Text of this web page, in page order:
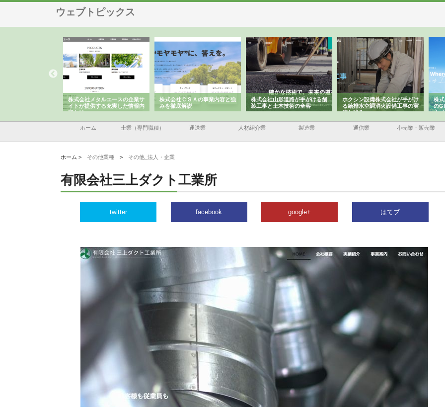
ウェブトピックス
会社メタルエースの企業サ
が提供する充実した情報内
株式会社ＣＳＡの事業内容と強
みを徹底解説
株式会社山形道路が手がける舗
装工事と土木技術の全容
ホクシン設備株式会社が手がけ
る給排水空調消火設備工事の実
績と強み
株式会社東京シー・エム・シー
のGISインフラ管理システム導
入メリット
ホーム 士業（専門職種） 運送業 人材紹介業 製造業 通信業 小売業・販売業
ホーム > その他業種 > その他_法人・企業
有限会社三上ダクト工業所
twitter facebook google+ はてブ